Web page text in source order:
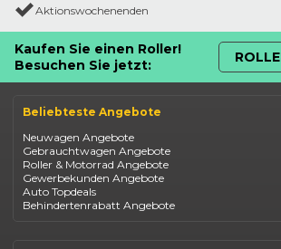
Aktionswochenenden
Kaufen Sie einen Roller!
Besuchen Sie jetzt:
Beliebteste Angebote
Neuwagen Angebote
Gebrauchtwagen Angebote
Roller & Motorrad Angebote
Gewerbekunden Angebote
Auto Topdeals
Behindertenrabatt Angebote